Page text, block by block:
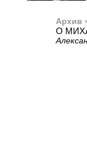
Архив
О